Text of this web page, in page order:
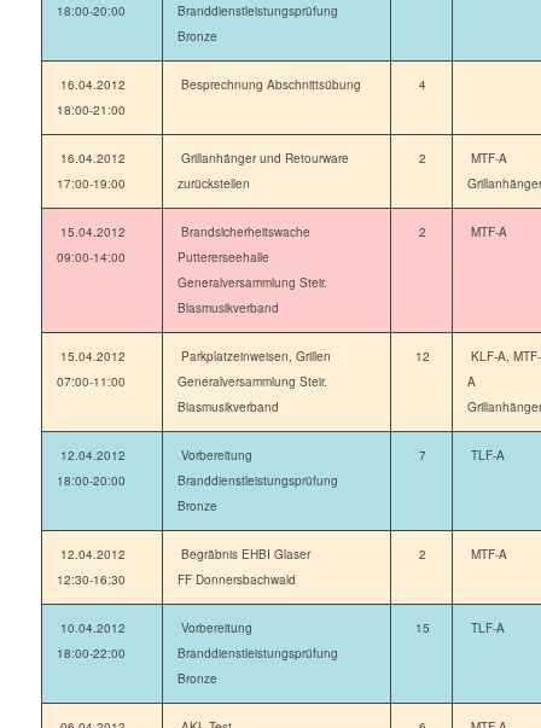
18:00-20:00
Branddienstleistungsprüfung
Bronze
16.04.2012
18:00-21:00
Besprechnung Abschnittsübung 4
16.04.2012
17:00-19:00
Grillanhänger und Retourware
zurückstellen
2
MTF-A
Grillanhänger
15.04.2012
09:00-14:00
Brandsicherheitswache
Puttererseehalle
Generalversammlung Steir.
Blasmusikverband
2 MTF-A
15.04.2012
07:00-11:00
Parkplatzeinweisen, Grillen
Generalversammlung Steir.
Blasmusikverband
12
KLF-A, MTF-
A
Grillanhänger
12.04.2012
18:00-20:00
Vorbereitung
Branddienstleistungsprüfung
Bronze
7 TLF-A
12.04.2012
12:30-16:30
Begräbnis EHBI Glaser
FF Donnersbachwald
2 MTF-A
10.04.2012
18:00-22:00
Vorbereitung
Branddienstleistungsprüfung
Bronze
15 TLF-A